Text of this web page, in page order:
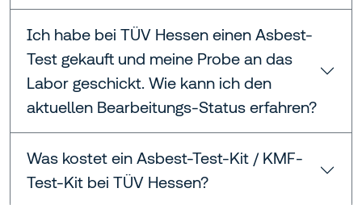
Ich habe bei TÜV Hessen einen Asbest-
Test gekauft und meine Probe an das
Labor geschickt. Wie kann ich den
aktuellen Bearbeitungs-Status erfahren?
Was kostet ein Asbest-Test-Kit / KMF-
Test-Kit bei TÜV Hessen?